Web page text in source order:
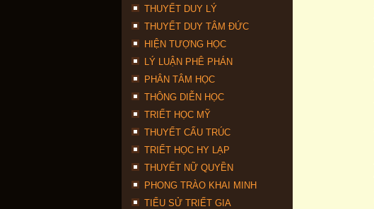
THUYẾT DUY LÝ
THUYẾT DUY TÂM ĐỨC
HIỆN TƯỢNG HỌC
LÝ LUẬN PHÊ PHÁN
PHÂN TÂM HỌC
THÔNG DIỄN HỌC
TRIẾT HỌC MỸ
THUYẾT CẤU TRÚC
TRIẾT HỌC HY LẠP
THUYẾT NỮ QUYỀN
PHONG TRÀO KHAI MINH
TIỂU SỬ TRIẾT GIA